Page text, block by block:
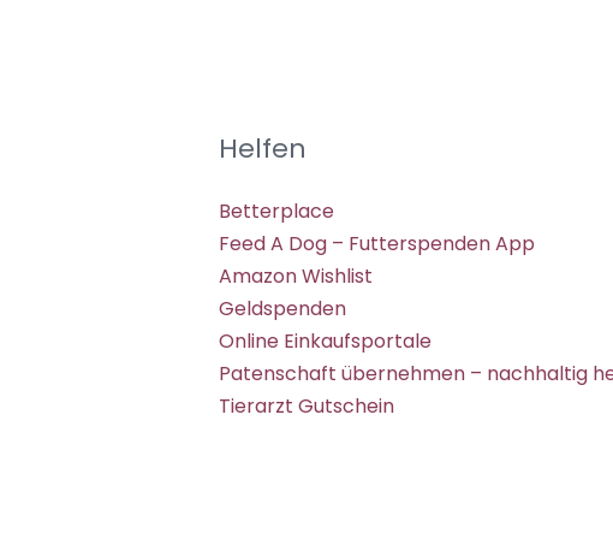
Helfen
Betterplace
Feed A Dog – Futterspenden App
Amazon Wishlist
Geldspenden
Online Einkaufsportale
Patenschaft übernehmen – nachhaltig
Tierarzt Gutschein